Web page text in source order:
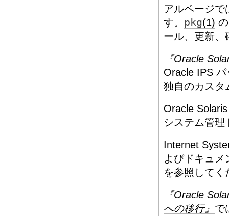
アルページ
す。 pkg(1)
ール、更新、
『Oracle
Oracle IPS
独自のカスタ
Oracle
システム管理
Internet
よびドキュメ
を参照してく
『Oracle
への移行』 で